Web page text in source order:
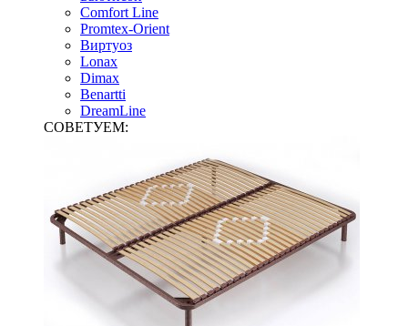
Comfort Line
Promtex-Orient
Виртуоз
Lonax
Dimax
Benartti
DreamLine
СОВЕТУЕМ: